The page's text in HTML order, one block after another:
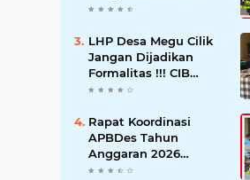
SPBU Cem Manis,
Pengawasan
LHP Desa Megu Cilik
Jangan Dijadikan
Formalitas !!! CIB
Desak Inspektorat
dan Hentikan Dugaan
Permainan Oknum
Rapat Koordinasi
APBDes Tahun
Anggaran 2026
Semester II,